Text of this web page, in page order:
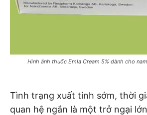
Hình ảnh thuốc Emla Cream 5% dành cho
Tình trạng xuất tinh sớm, thời
quan hệ ngắn là một trở ngại lớn